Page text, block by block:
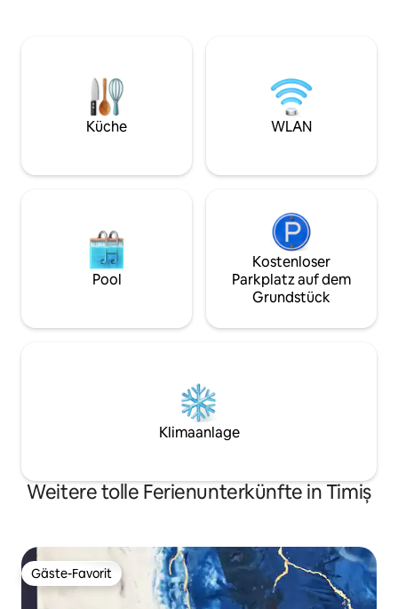
wenn du Glück hast, wirst du einen Blick
auf die lokale Tierwelt erhaschen, die
durch den Wald um die Hütte streifen,
und sicherlich die vielen Wildvögel, die
schafft, und die
Oberflächen
Komfort. Ein
Küche WLAN
Pool
Kostenloser
Parkplatz auf dem
Grundstück
Klimaanlage
Weitere tolle Ferienunterkünfte in Timiș
Gäste-Favorit
Gäste-Favorit